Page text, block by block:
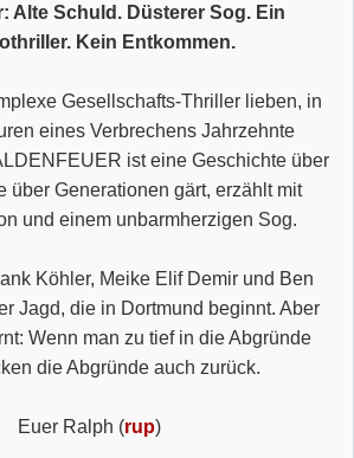
Alte Schuld. Düsterer Sog. Ein
Kein Entkommen.
Gesellschafts-Thriller lieben, in
eines Verbrechens Jahrzehnte
ist eine Geschichte über
über Generationen gärt, erzählt mit
und einem unbarmherzigen Sog.
Köhler, Meike Elif Demir und Ben
Jagd, die in Dortmund beginnt. Aber
Wenn man zu tief in die Abgründe
die Abgründe auch zurück.
Euer Ralph (rup)